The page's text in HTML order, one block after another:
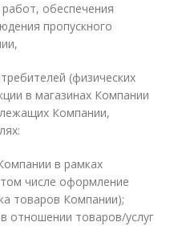
обеспечения
пропускного
(физических
в магазинах Компании
Компании,
в рамках
числе оформление
товаров Компании);
отношении товаров/услуг